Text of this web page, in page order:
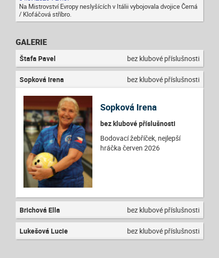
Na Mistrovství Evropy neslyšících v Itálii vybojovala dvojice Černá
/ Klofáčová stříbro.
GALERIE
Štafa Pavel bez klubové příslušnosti
Sopková Irena bez klubové příslušnosti
Sopková Irena
bez klubové příslušnosti
Bodovací žebříček, nejlepší
hráčka červen 2026
Brichová Ella bez klubové příslušnosti
Lukešová Lucie bez klubové příslušnosti